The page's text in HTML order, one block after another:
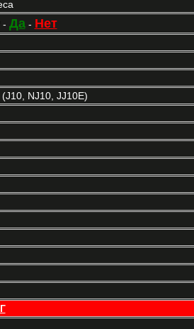
- Да- Нет
NJ10, JJ10E)